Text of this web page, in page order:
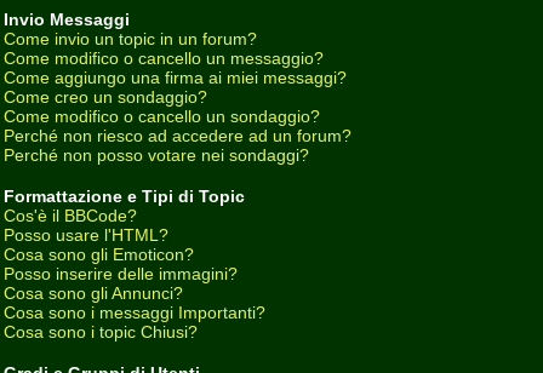
Invio Messaggi
Come invio un topic in un forum?
Come modifico o cancello un messaggio?
Come aggiungo una firma ai miei messaggi?
Come creo un sondaggio?
Come modifico o cancello un sondaggio?
Perché non riesco ad accedere ad un forum?
Perché non posso votare nei sondaggi?
Formattazione e Tipi di Topic
Cos'è il BBCode?
Posso usare l'HTML?
Cosa sono gli Emoticon?
Posso inserire delle immagini?
Cosa sono gli Annunci?
Cosa sono i messaggi Importanti?
Cosa sono i topic Chiusi?